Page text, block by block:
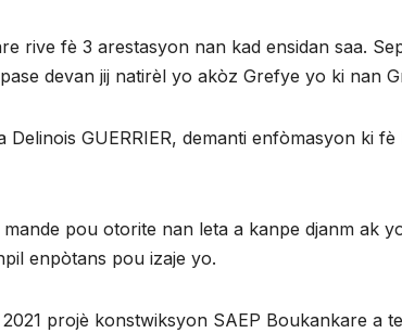
rive fè 3 arestasyon nan kad ensidan saa.
devan jij natirèl yo akòz Grefye yo ki nan
GUERRIER, demanti enfòmasyon ki
pou otorite nan leta a kanpe djanm ak
enpòtans pou izaje yo.
projè konstwiksyon SAEP Boukankare a